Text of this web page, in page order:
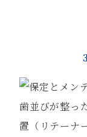
歯並びが整っ
置（リテーナ